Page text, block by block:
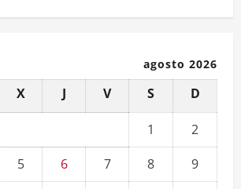
agosto 2026
X J V S D
1
2
5 6 7 8
9